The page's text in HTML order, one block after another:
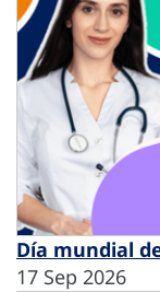
Día mundial
17 Sep 2026